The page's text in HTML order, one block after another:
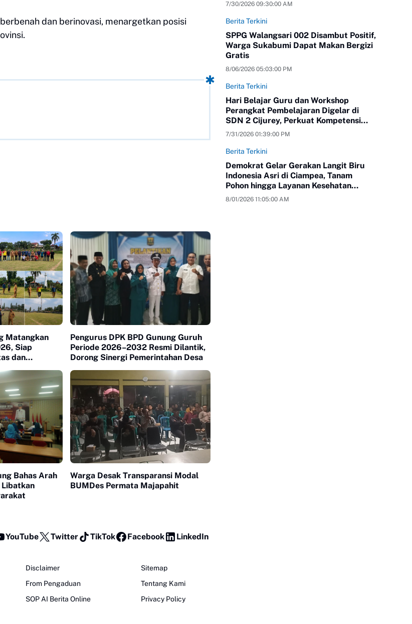
dan berinovasi, menargetkan posisi
Matangkan
Siap
dan
Pengurus DPK BPD Gunung Guruh
Periode 2026–2032 Resmi Dilantik,
Dorong Sinergi Pemerintahan Desa
Bahas Arah
Libatkan
Warga Desak Transparansi Modal
BUMDes Permata Majapahit
7/30/2026 09:30:00 AM
Berita Terkini
SPPG Walangsari 002 Disambut Positif,
Warga Sukabumi Dapat Makan Bergizi
Gratis
8/06/2026 05:03:00 PM
Berita Terkini
Hari Belajar Guru dan Workshop
Perangkat Pembelajaran Digelar di
SDN 2 Cijurey, Perkuat Kompetensi
Pendidik
7/31/2026 01:39:00 PM
Berita Terkini
Demokrat Gelar Gerakan Langit Biru
Indonesia Asri di Ciampea, Tanam
Pohon hingga Layanan Kesehatan
Gratis
8/01/2026 11:05:00 AM
YouTube Twitter TikTok Facebook LinkedIn
Disclaimer
From Pengaduan
SOP AI Berita Online
Sitemap
Tentang Kami
Privacy Policy